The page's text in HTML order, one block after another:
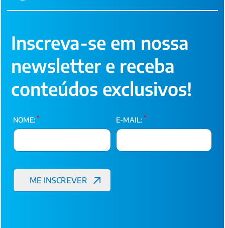
Inscreva-se em nossa
newsletter e receba
conteúdos exclusivos!
NOME: * E-MAIL: *